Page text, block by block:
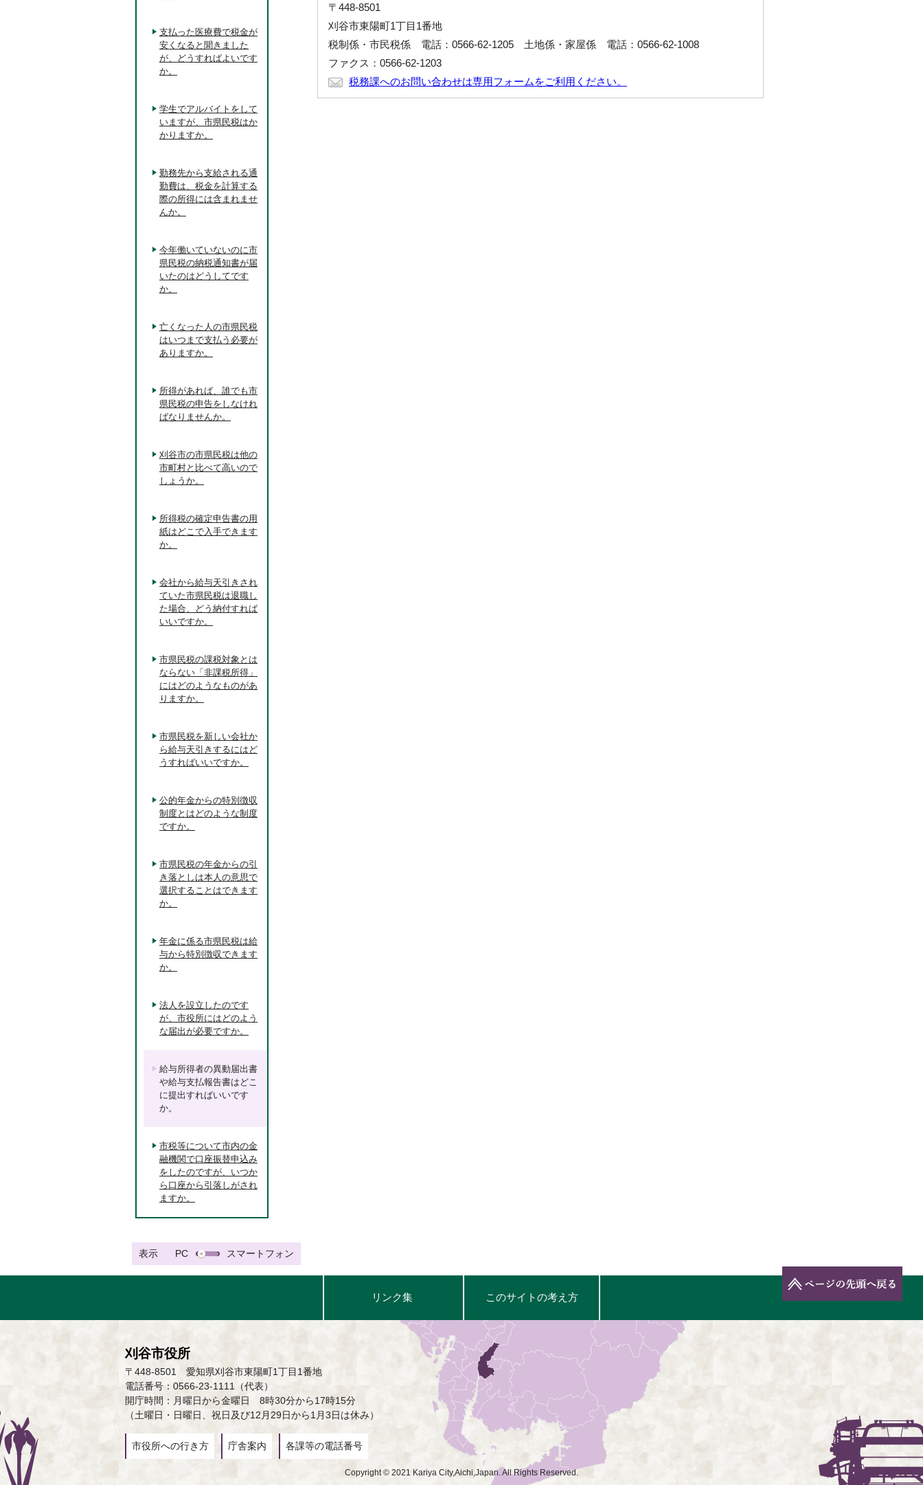
〒448-8501
刈谷市東陽町1丁目1番地
税制係・市民税係 電話：0566-62-1205 土地係・家屋係 電話：0566-62-1008
ファクス：0566-62-1203
税務課へのお問い合わせは専用フォームをご利用ください。
支払った医療費で税金が
安くなると聞きました
が、どうすればよいです
か。
学生でアルバイトをして
いますが、市県民税はか
かりますか。
勤務先から支給される通
勤費は、税金を計算する
際の所得には含まれませ
んか。
今年働いていないのに市
県民税の納税通知書が届
いたのはどうしてです
か。
亡くなった人の市県民税
はいつまで支払う必要が
ありますか。
所得があれば、誰でも市
県民税の申告をしなけれ
ばなりませんか。
刈谷市の市県民税は他の
市町村と比べて高いので
しょうか。
所得税の確定申告書の用
紙はどこで入手できます
か。
会社から給与天引きされ
ていた市県民税は退職し
た場合、どう納付すれば
いいですか。
市県民税の課税対象とは
ならない「非課税所得」
にはどのようなものがあ
りますか。
市県民税を新しい会社か
ら給与天引きするにはど
うすればいいですか。
公的年金からの特別徴収
制度とはどのような制度
ですか。
市県民税の年金からの引
き落としは本人の意思で
選択することはできます
か。
年金に係る市県民税は給
与から特別徴収できます
か。
法人を設立したのです
が、市役所にはどのよう
な届出が必要ですか。
給与所得者の異動届出書
や給与支払報告書はどこ
に提出すればいいです
か。
市税等について市内の金
融機関で口座振替申込み
をしたのですが、いつか
ら口座から引落しがされ
ますか。
表示 PC スマートフォン
リンク集 このサイトの考え方
刈谷市役所
〒448-8501 愛知県刈谷市東陽町1丁目1番地
電話番号：0566-23-1111（代表）
開庁時間：月曜日から金曜日 8時30分から17時15分
（土曜日・日曜日、祝日及び12月29日から1月3日は休み）
市役所への行き方 庁舎案内 各課等の電話番号
Copyright © 2021 Kariya City,Aichi,Japan. All Rights Reserved.